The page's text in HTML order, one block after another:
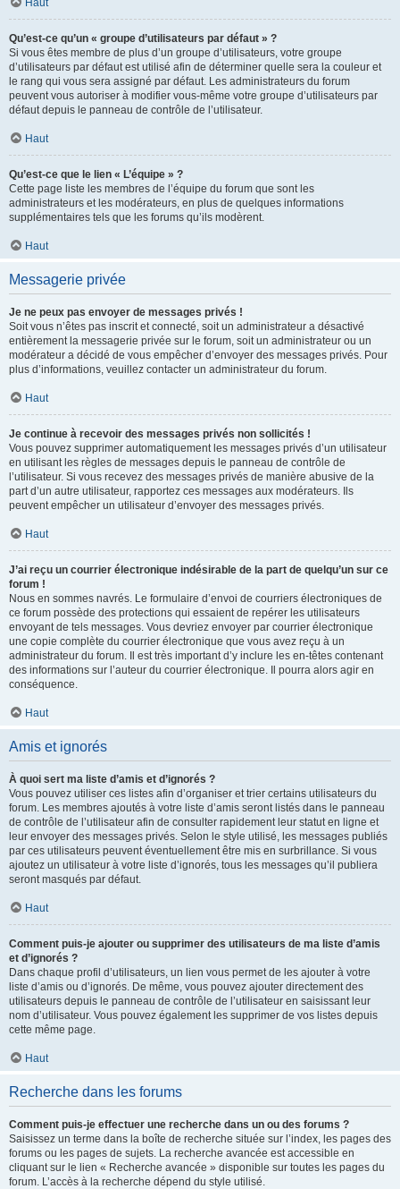
Haut
Qu’est-ce qu’un « groupe d’utilisateurs par défaut » ?
Si vous êtes membre de plus d’un groupe d’utilisateurs, votre groupe
d’utilisateurs par défaut est utilisé afin de déterminer quelle sera la couleur et
le rang qui vous sera assigné par défaut. Les administrateurs du forum
peuvent vous autoriser à modifier vous-même votre groupe d’utilisateurs par
défaut depuis le panneau de contrôle de l’utilisateur.
Haut
Qu’est-ce que le lien « L’équipe » ?
Cette page liste les membres de l’équipe du forum que sont les
administrateurs et les modérateurs, en plus de quelques informations
supplémentaires tels que les forums qu’ils modèrent.
Haut
Messagerie privée
Je ne peux pas envoyer de messages privés !
Soit vous n’êtes pas inscrit et connecté, soit un administrateur a désactivé
entièrement la messagerie privée sur le forum, soit un administrateur ou un
modérateur a décidé de vous empêcher d’envoyer des messages privés. Pour
plus d’informations, veuillez contacter un administrateur du forum.
Haut
Je continue à recevoir des messages privés non sollicités !
Vous pouvez supprimer automatiquement les messages privés d’un utilisateur
en utilisant les règles de messages depuis le panneau de contrôle de
l’utilisateur. Si vous recevez des messages privés de manière abusive de la
part d’un autre utilisateur, rapportez ces messages aux modérateurs. Ils
peuvent empêcher un utilisateur d’envoyer des messages privés.
Haut
J’ai reçu un courrier électronique indésirable de la part de quelqu’un sur ce
forum !
Nous en sommes navrés. Le formulaire d’envoi de courriers électroniques de
ce forum possède des protections qui essaient de repérer les utilisateurs
envoyant de tels messages. Vous devriez envoyer par courrier électronique
une copie complète du courrier électronique que vous avez reçu à un
administrateur du forum. Il est très important d’y inclure les en-têtes contenant
des informations sur l’auteur du courrier électronique. Il pourra alors agir en
conséquence.
Haut
Amis et ignorés
À quoi sert ma liste d’amis et d’ignorés ?
Vous pouvez utiliser ces listes afin d’organiser et trier certains utilisateurs du
forum. Les membres ajoutés à votre liste d’amis seront listés dans le panneau
de contrôle de l’utilisateur afin de consulter rapidement leur statut en ligne et
leur envoyer des messages privés. Selon le style utilisé, les messages publiés
par ces utilisateurs peuvent éventuellement être mis en surbrillance. Si vous
ajoutez un utilisateur à votre liste d’ignorés, tous les messages qu’il publiera
seront masqués par défaut.
Haut
Comment puis-je ajouter ou supprimer des utilisateurs de ma liste d’amis
et d’ignorés ?
Dans chaque profil d’utilisateurs, un lien vous permet de les ajouter à votre
liste d’amis ou d’ignorés. De même, vous pouvez ajouter directement des
utilisateurs depuis le panneau de contrôle de l’utilisateur en saisissant leur
nom d’utilisateur. Vous pouvez également les supprimer de vos listes depuis
cette même page.
Haut
Recherche dans les forums
Comment puis-je effectuer une recherche dans un ou des forums ?
Saisissez un terme dans la boîte de recherche située sur l’index, les pages des
forums ou les pages de sujets. La recherche avancée est accessible en
cliquant sur le lien « Recherche avancée » disponible sur toutes les pages du
forum. L’accès à la recherche dépend du style utilisé.